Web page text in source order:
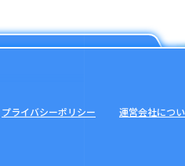
プライバシーポリシー 運営会社につ